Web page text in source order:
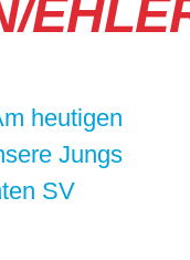
heutigen
Jungs
SV